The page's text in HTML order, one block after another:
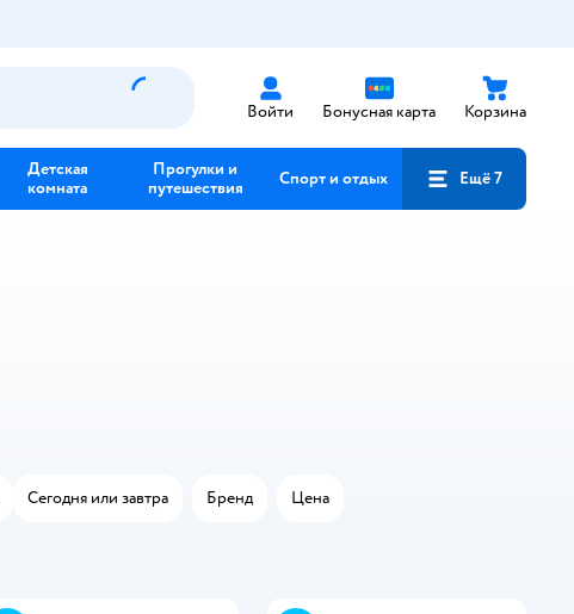
Войти Бонусная карта Корзина
Детская
комната
Прогулки и
путешествия
Спорт и отдых Ещё 7
Сегодня или завтра Бренд Цена